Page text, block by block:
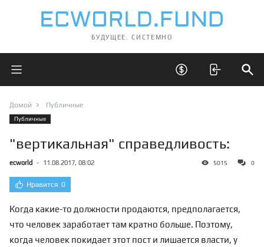
БУДУЩЕЕ. СИСТЕМНО
Открыть главное меню Открыть скрытые
Домой Публичные
Публичные
"вертикальная" справедливость:
ecworld - 11.08.2017, 08:02 5015 0
Нравится 0
Когда какие-то должности продаются, предполагается,
что человек заработает там кратно больше. Поэтому,
когда человек покидает этот пост и лишается власти, у